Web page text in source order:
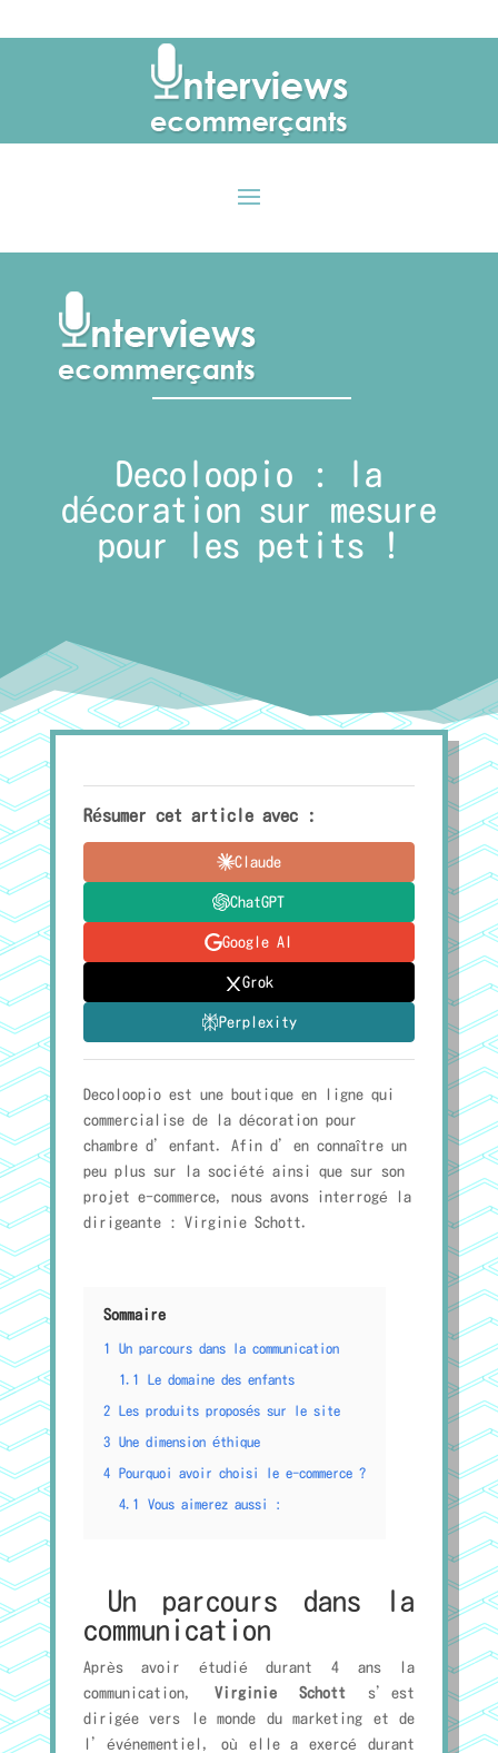
Decoloopio : la
décoration sur mesure
pour les petits !
Résumer cet article avec :
Claude
ChatGPT
Google AI
Grok
Perplexity
Decoloopio est une boutique en ligne qui
commercialise de la décoration pour
chambre d’enfant. Afin d’en connaître un
peu plus sur la société ainsi que sur son
projet e-commerce, nous avons interrogé la
dirigeante : Virginie Schott.
Sommaire
1 Un parcours dans la communication
1.1 Le domaine des enfants
2 Les produits proposés sur le site
3 Une dimension éthique
4 Pourquoi avoir choisi le e-commerce ?
4.1 Vous aimerez aussi :
Un parcours dans la
communication
Après avoir étudié durant 4 ans la
communication, Virginie Schott s’est
dirigée vers le monde du marketing et de
l’événementiel, où elle a exercé durant